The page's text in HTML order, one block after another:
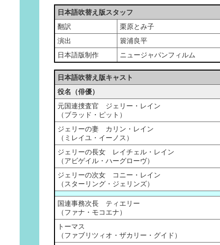
日本語吹替え版スタッフ
翻訳
栗原とみ子
演出
簑浦良平
日本語版制作
ニュージャパンフィルム
日本語吹替え版キャスト
役名（俳優）
元国連捜査官 ジェリー・レイン
（ブラッド・ピット）
ジェリーの妻 カリン・レイン
（ミレイユ・イーノス）
ジェリーの長女 レイチェル・レイン
（アビゲイル・ハーグローヴ）
ジェリーの次女 コニー・レイン
（スターリング・ジェリンズ）
国連事務次長 ティエリー
（ファナ・モコエナ）
トーマス
（ファブリツィオ・ザカリー・グイド）